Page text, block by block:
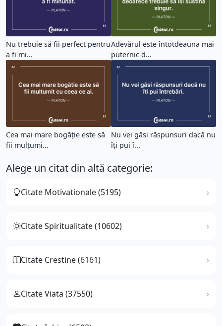
Nu trebuie să fii perfect pentru
a fi mi...
Adevărul este întotdeauna mai
puternic d...
Cea mai mare bogăție este să
fii mulțumi...
Nu vei găsi răspunsuri dacă nu
îți pui î...
Alege un citat din altă categorie:
Citate Motivationale (5195)
Citate Spiritualitate (10602)
Citate Crestine (6161)
Citate Viata (37550)